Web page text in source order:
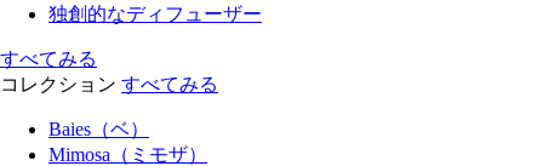
独創的なディフューザー
すべてみる
コレクション すべてみる
Baies（ベ）
Mimosa（ミモザ）